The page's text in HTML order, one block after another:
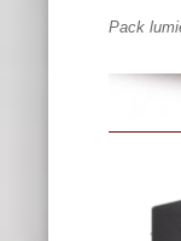
Pack